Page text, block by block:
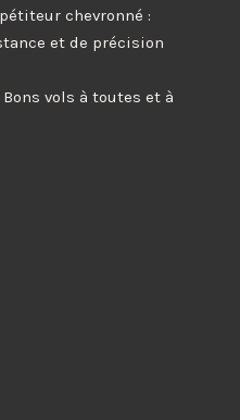
chevronné :
et de précision
vols à toutes et à